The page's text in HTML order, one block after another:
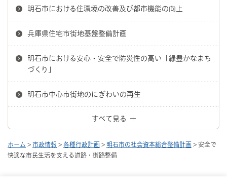
明石市における住環境の改善及び都市機能の向上
兵庫県住宅市街地基盤整備計画
明石市における安心・安全で防災性の高い「緑豊かなまち
づくり」
明石市中心市街地のにぎわいの再生
すべて見る
ホーム > 市政情報 > 各種行政計画 > 明石市の社会資本総合整備計画 > 安全で
快適な市民生活を支える道路・街路整備